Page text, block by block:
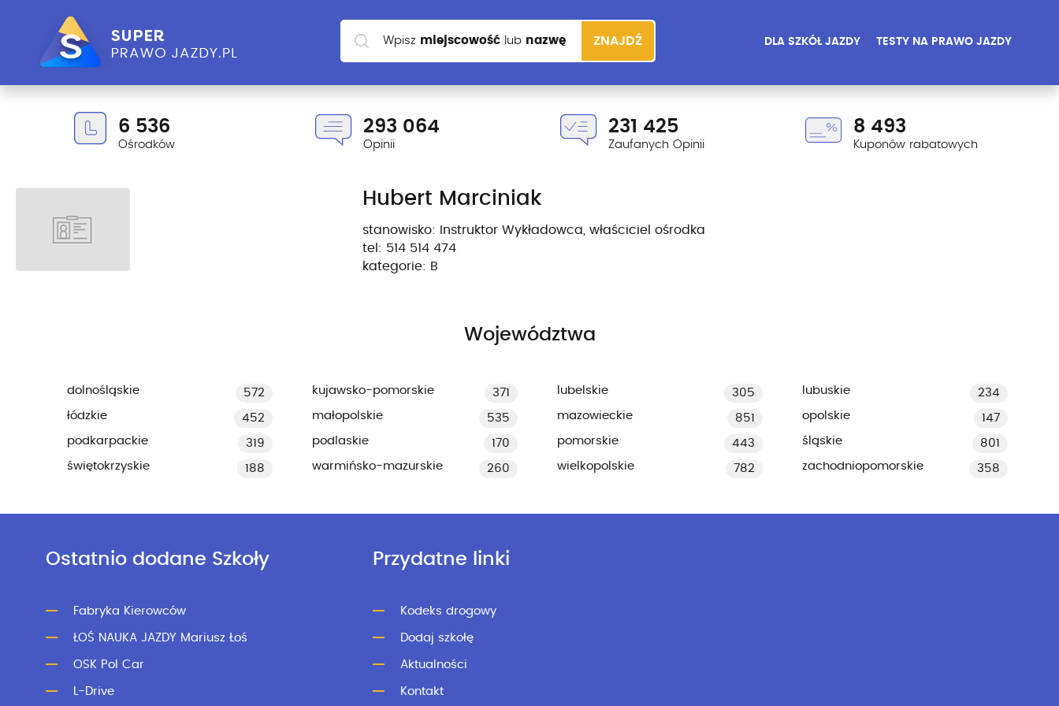
DLA SZKÓŁ JAZDY TESTY NA PRAWO JAZDY
Wpisz miejscowość lub nazwę
szkoły
ZNAJDŹ
6 536
Ośrodków
293 064
Opinii
231 425
Zaufanych Opinii
8 493
Kuponów rabatowych
Hubert Marciniak
stanowisko: Instruktor Wykładowca, właściciel ośrodka
tel: 514 514 474
kategorie: B
Województwa
dolnośląskie 572 kujawsko-pomorskie 371 lubelskie 305 lubuskie
234
łódzkie
452 małopolskie 535 mazowieckie 851 opolskie
147
podkarpackie
319 podlaskie 170 pomorskie 443 śląskie
801
świętokrzyskie
188 warmińsko-mazurskie 260 wielkopolskie 782 zachodniopomorskie 358
Ostatnio dodane Szkoły
Fabryka Kierowców
ŁOŚ NAUKA JAZDY Mariusz Łoś
OSK Pol Car
L-Drive
Przydatne linki
Kodeks drogowy
Dodaj szkołę
Aktualności
Kontakt